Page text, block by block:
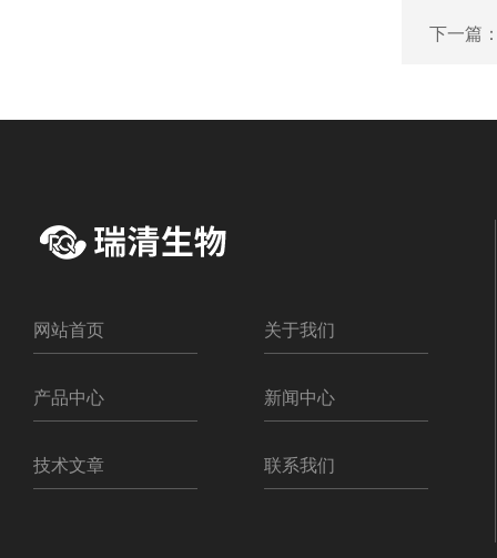
下一篇
网站首页 关于我们
产品中心 新闻中心
技术文章 联系我们